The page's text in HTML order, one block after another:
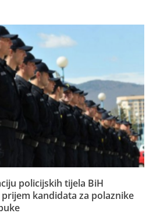
policijskih tijela BiH
kandidata za polaznike